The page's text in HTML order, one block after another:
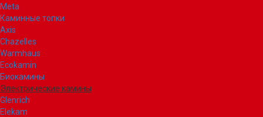
Meta
Каминные топки
Axis
Chazelles
Warmhaus
Ecokamin
Биокамины
Электрические камины
Glenrich
Elekam